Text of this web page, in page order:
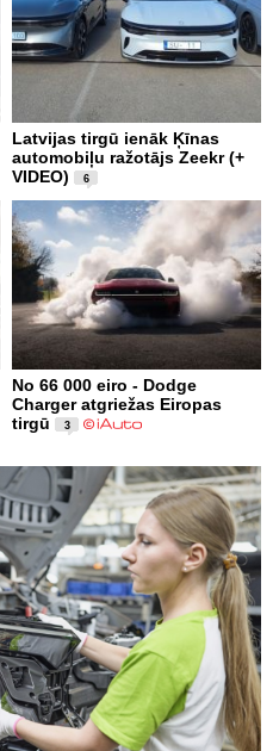
Latvijas tirgū ienāk Ķīnas
automobiļu ražotājs Zeekr (+
VIDEO)
6
No 66 000 eiro - Dodge
Charger atgriežas Eiropas
tirgū
3